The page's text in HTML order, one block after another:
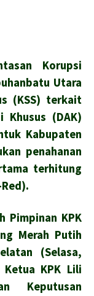
Korupsi
Utara
(KSS) terkait
Khusus (DAK)
Kabupaten
penahanan
terhitung
Pimpinan KPK
Merah Putih
(Selasa,
Ketua KPK Lili
Keputusan